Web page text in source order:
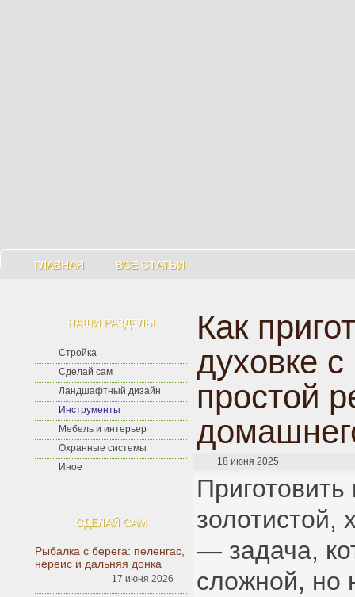
ГЛАВНАЯ ВСЕ СТАТЬИ
НАШИ РАЗДЕЛЫ
Стройка
Сделай сам
Ландшафтный дизайн
Инструменты
Мебель и интерьер
Охранные системы
Иное
СДЕЛАЙ САМ
Рыбалка с берега: пеленгас,
нереис и дальняя донка
17 июня 2026
Как
духовке с
простой
18 июня 2025
Приготовить
золотистой,
— задача,
сложной, но